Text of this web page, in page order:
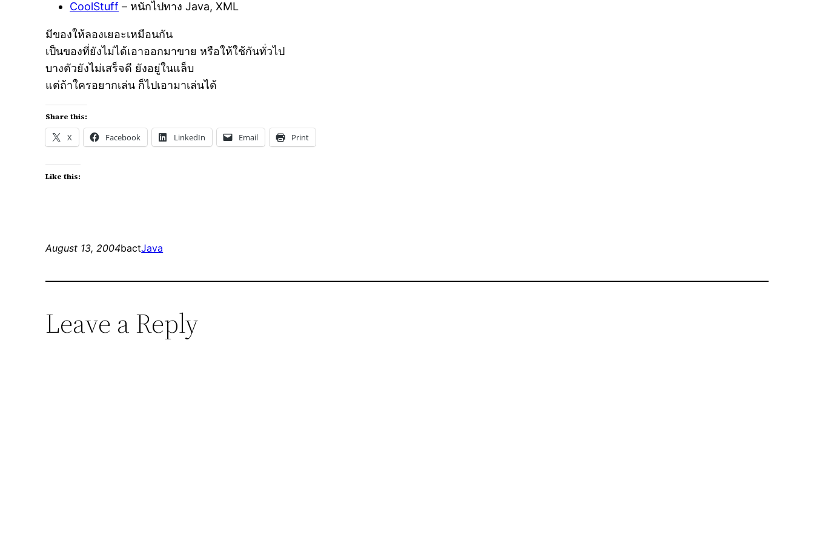
CoolStuff – หนักไปทาง Java, XML
มีของให้ลองเยอะเหมือนกัน
เป็นของที่ยังไม่ได้เอาออกมาขาย หรือให้ใช้กันทั่วไป
บางตัวยังไม่เสร็จดี ยังอยู่ในแล็บ
แต่ถ้าใครอยากเล่น ก็ไปเอามาเล่นได้
Share this:
X Facebook LinkedIn Email Print
Like this:
August 13, 2004bactJava
Leave a Reply